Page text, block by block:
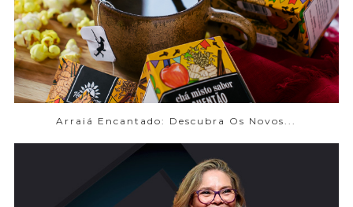
Arraiá Encantado: Descubra Os Novos...